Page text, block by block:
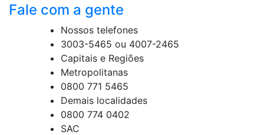
Fale com a gente
Nossos telefones
3003-5465 ou 4007-2465
Capitais e Regiões
Metropolitanas
0800 771 5465
Demais localidades
0800 774 0402
SAC